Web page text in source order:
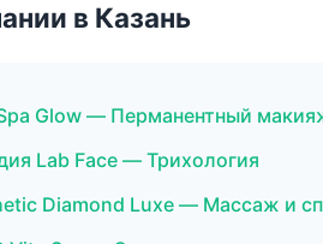
в Казань
Glow — Перманентный
Lab Face — Трихология
Diamond Luxe — Массаж и